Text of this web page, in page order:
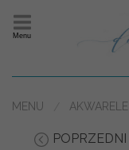
Menu
MENU AKWARELE
POPRZEDNI